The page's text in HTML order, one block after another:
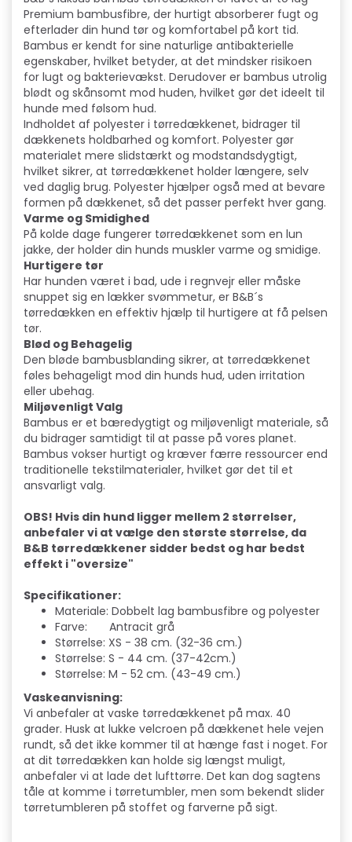
Premium bambusfibre, der hurtigt absorberer fugt og
efterlader din hund tør og komfortabel på kort tid.
Bambus er kendt for sine naturlige antibakterielle
egenskaber, hvilket betyder, at det mindsker risikoen
for lugt og bakterievækst. Derudover er bambus utrolig
blødt og skånsomt mod huden, hvilket gør det ideelt til
hunde med følsom hud.
Indholdet af polyester i tørredækkenet, bidrager til
dækkenets holdbarhed og komfort. Polyester gør
materialet mere slidstærkt og modstandsdygtigt,
hvilket sikrer, at tørredækkenet holder længere, selv
ved daglig brug. Polyester hjælper også med at bevare
formen på dækkenet, så det passer perfekt hver gang.
Varme og Smidighed
På kolde dage fungerer tørredækkenet som en lun
jakke, der holder din hunds muskler varme og smidige.
Hurtigere tør
Har hunden været i bad, ude i regnvejr eller måske
snuppet sig en lækker svømmetur, er B&B´s
tørredækken en effektiv hjælp til hurtigere at få pelsen
tør.
Blød og Behagelig
Den bløde bambusblanding sikrer, at tørredækkenet
føles behageligt mod din hunds hud, uden irritation
eller ubehag.
Miljøvenligt Valg
Bambus er et bæredygtigt og miljøvenligt materiale, så
du bidrager samtidigt til at passe på vores planet.
Bambus vokser hurtigt og kræver færre ressourcer end
traditionelle tekstilmaterialer, hvilket gør det til et
ansvarligt valg.
OBS! Hvis din hund ligger mellem 2 størrelser,
anbefaler vi at vælge den største størrelse, da
B&B tørredækkener sidder bedst og har bedst
effekt i "oversize"
Specifikationer:
Materiale: Dobbelt lag bambusfibre og polyester
Farve: Antracit grå
Størrelse: XS - 38 cm. (32-36 cm.)
Størrelse: S - 44 cm. (37-42cm.)
Størrelse: M - 52 cm. (43-49 cm.)
Vaskeanvisning:
Vi anbefaler at vaske tørredækkenet på max. 40
grader. Husk at lukke velcroen på dækkenet hele vejen
rundt, så det ikke kommer til at hænge fast i noget. For
at dit tørredækken kan holde sig længst muligt,
anbefaler vi at lade det lufttørre. Det kan dog sagtens
tåle at komme i tørretumbler, men som bekendt slider
tørretumbleren på stoffet og farverne på sigt.